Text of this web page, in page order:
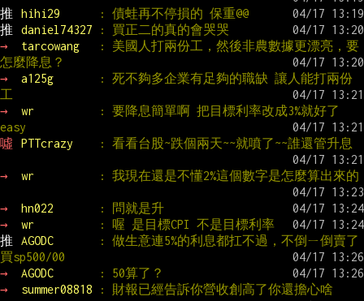
推 hihi29
: 債蛙再不停損的 保重@@
推
daniel74327
: 買正二的真的會哭哭
→
tarcowang
: 美國人打兩份工，然後非農數據更漂亮，要
怎麼降息？
→
a125g
: 死不夠多企業有足夠的職缺 讓人能打兩份
工
→
wr
: 要降息簡單啊 把目標利率改成3%就好了
easy
噓
PTTcrazy : 看看台股~跌個兩天~~就噴了~~誰還管升息
→ wr : 我現在還是不懂2%這個數字是怎麼算出來的
→ hn022
: 問就是升
→
wr
: 喔 是目標CPI 不是目標利率
推
AGODC
: 做生意連5%的利息都扛不過，不倒ㄧ倒賣了
買sp500/00
→
AGODC
: 50算了？
→
summer08818 : 財報已經告訴你營收創高了你還擔心啥